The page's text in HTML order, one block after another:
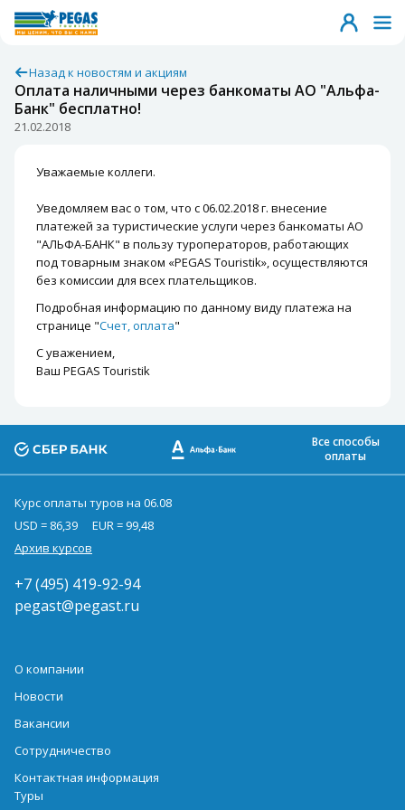
Назад к новостям и акциям
Оплата наличными через банкоматы АО "Альфа-
Банк" бесплатно!
21.02.2018
Уважаемые коллеги.
Уведомляем вас о том, что с 06.02.2018 г. внесение
платежей за туристические услуги через банкоматы АО
"АЛЬФА-БАНК" в пользу туроператоров, работающих
под товарным знаком «PEGAS Touristik», осуществляются
без комиссии для всех плательщиков.
Подробная информацию по данному виду платежа на
странице "Счет, оплата"
С уважением,
Ваш PEGAS Touristik
Все способы
оплаты
Курс оплаты туров на 06.08
USD = 86,39
EUR = 99,48
Архив курсов
+7 (495) 419-92-94
pegast@pegast.ru
О компании
Новости
Вакансии
Сотрудничество
Контактная информация
Туры